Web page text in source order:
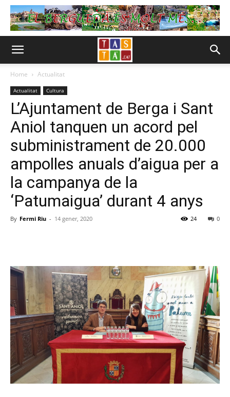
Home Actualitat
Actualitat Cultura
L’Ajuntament de Berga i Sant
Aniol tanquen un acord pel
subministrament de 20.000
ampolles anuals d’aigua per a
la campanya de la
‘Patumaigua’ durant 4 anys
By Fermi Riu - 14 gener, 2020 0
24